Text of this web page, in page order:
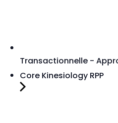
Transactionnelle -
Core Kinesiology RPP